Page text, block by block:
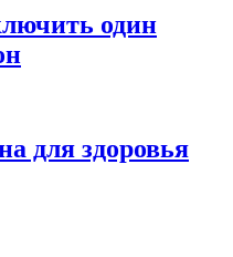
один
для здоровья